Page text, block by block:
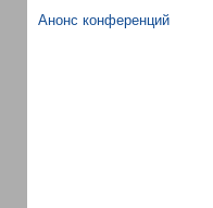
Анонс конференций